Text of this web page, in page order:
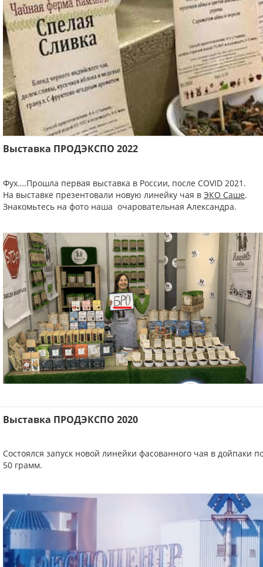
Выставка ПРОДЭКСПО 2022
Фух….Прошла первая выставка в Роcсии, после COVID 2021.
На выставке презентовали новую линейку чая в ЭКО Саше.
Знакомьтесь на фото наша очаровательная Александра.
Выставка ПРОДЭКСПО 2020
Состоялся запуск новой линейки фасованного чая в дойпаки
50 грамм.